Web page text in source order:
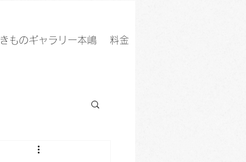
きものギャラリー本嶋 料金